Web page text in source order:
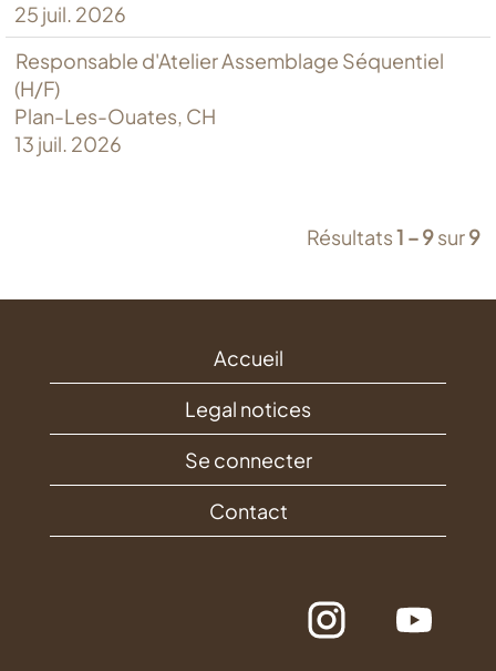
25 juil. 2026
Responsable d'Atelier Assemblage Séquentiel
(H/F)
Plan-Les-Ouates, CH
13 juil. 2026
Résultats1 – 9sur9
Accueil
Legal notices
Se connecter
Contact
S
o
S